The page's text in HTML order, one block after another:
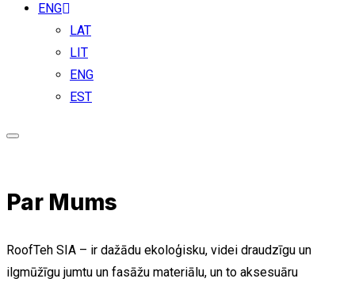
ENG
LAT
LIT
ENG
EST
Par Mums
RoofTeh SIA – ir dažādu ekoloģisku, videi draudzīgu un
ilgmūžīgu jumtu un fasāžu materiālu, un to aksesuāru